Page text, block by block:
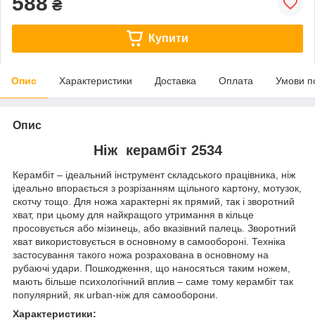
₴
Купити
Опис Характеристики Доставка Оплата Умови
Опис
Ніж керамбіт 2534
Керамбіт – ідеальний інструмент складського працівника, ніж
ідеально впорається з розрізанням щільного картону, мотузок,
скотчу тощо. Для ножа характерні як прямий, так і зворотний
хват, при цьому для найкращого утримання в кільце
просовується або мізинець, або вказівний палець. Зворотний
хват використовується в основному в самообороні. Техніка
застосування такого ножа розрахована в основному на
рубаючі удари. Пошкодження, що наносяться таким ножем,
мають більше психологічний вплив – саме тому керамбіт так
популярний, як urban-ніж для самооборони.
Характеристики: